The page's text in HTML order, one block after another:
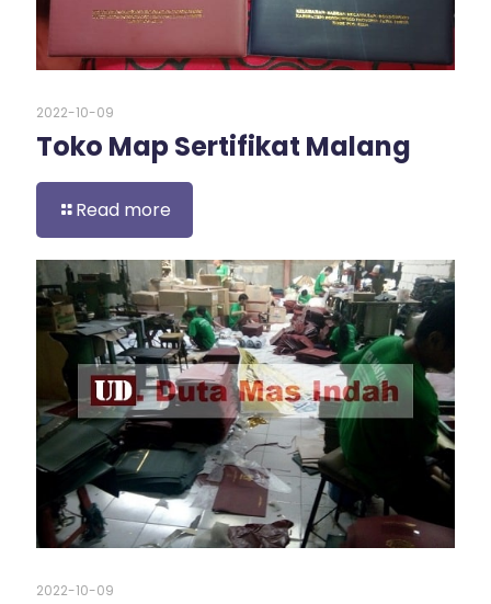
2022-10-09
Toko Map Sertifikat Malang
Read more
2022-10-09